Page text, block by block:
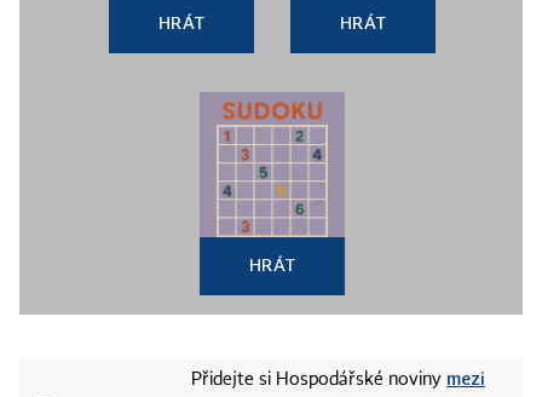
HRÁT HRÁT
HRÁT
Přidejte si Hospodářské noviny mezi